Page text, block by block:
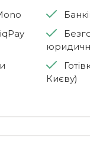
Києву)